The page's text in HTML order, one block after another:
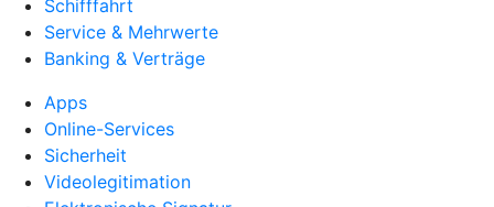
Schifffahrt
Service & Mehrwerte
Banking & Verträge
Apps
Online-Services
Sicherheit
Videolegitimation